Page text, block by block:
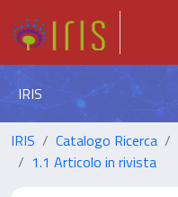
IRIS
IRIS Catalogo Ricerca
1.1 Articolo in rivista